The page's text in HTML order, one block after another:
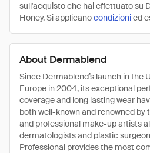
About Dermablend
Since Dermablend’s launch in the
Europe in 2004, its exceptional
coverage and long lasting wear
both well-known and renowned
and professional make-up artists
dermatologists and plastic
Professional provides the most
sull'acquisto che hai effettuato su
Honey. Si applicanocondizionied